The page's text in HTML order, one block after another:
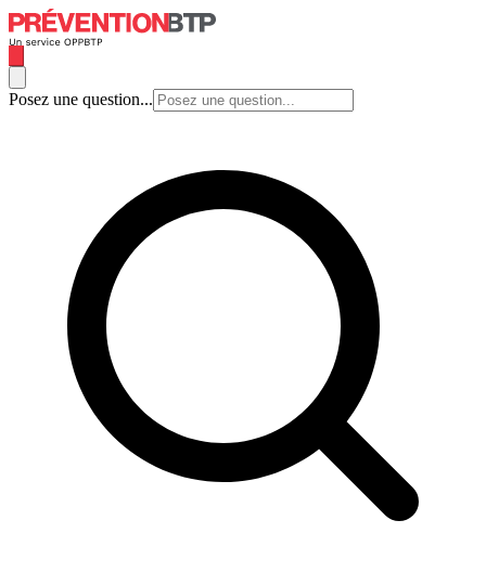
Posez une question...